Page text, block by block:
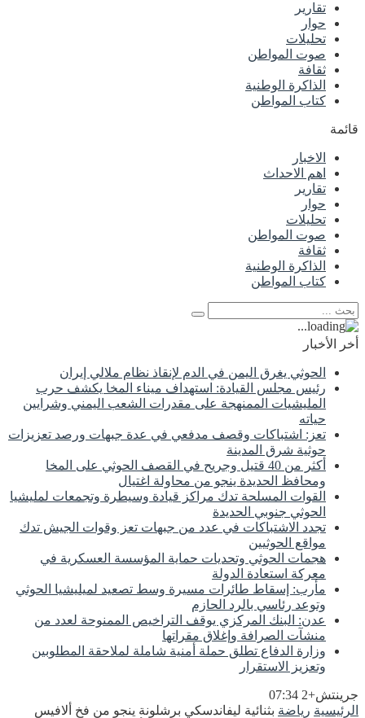
تقارير
حوار
تحليلات
صوت المواطن
ثقافة
الذاكرة الوطنية
كتاب المواطن
قائمة
الاخبار
اهم الاحداث
تقارير
حوار
تحليلات
صوت المواطن
ثقافة
الذاكرة الوطنية
كتاب المواطن
أخر الأخبار
الحوثي يغرق اليمن في الدم لإنقاذ نظام ملالي إيران
رئيس مجلس القيادة: استهداف ميناء المخا يكشف حرب
المليشيات الممنهجة على مقدرات الشعب اليمني وشرايين
حياته
تعز: اشتباكات وقصف مدفعي في عدة جبهات ورصد تعزيزات
حوثية شرق المدينة
أكثر من 40 قتيل وجريح في القصف الحوثي على المخا
ومحافظ الحديدة ينجو من محاولة اغتيال
القوات المسلحة تدك مراكز قيادة وسيطرة وتجمعات لمليشيا
الحوثي جنوبي الحديدة
تجدد الاشتباكات في عدد من جبهات تعز وقوات الجيش تدك
مواقع الحوثيين
هجمات الحوثي وتحديات حماية المؤسسة العسكرية في
معركة استعادة الدولة
مأرب: إسقاط طائرات مسيرة وسط تصعيد لميليشيا الحوثي
وتوعد رئاسي بالرد الحازم
عدن: البنك المركزي يوقف التراخيص الممنوحة لعدد من
منشآت الصرافة وإغلاق مقراتها
وزارة الدفاع تطلق حملة أمنية شاملة لملاحقة المطلوبين
وتعزيز الاستقرار
جرينتش+2 07:34
الرئيسية رياضة بثنائية ليفاندسكي برشلونة ينجو من فخ ألافيس